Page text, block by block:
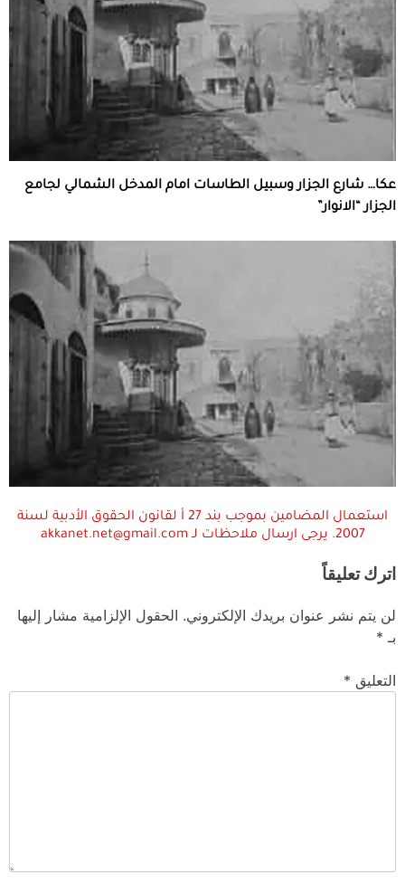
عكا… شارع الجزار وسبيل الطاسات امام المدخل الشمالي لجامع
الجزار “الانوار”
استعمال المضامين بموجب بند 27 أ لقانون الحقوق الأدبية لسنة
2007. يرجى ارسال ملاحظات لـ akkanet.net@gmail.com
اترك تعليقاً
لن يتم نشر عنوان بريدك الإلكتروني. الحقول الإلزامية مشار إليها
بـ *
التعليق *